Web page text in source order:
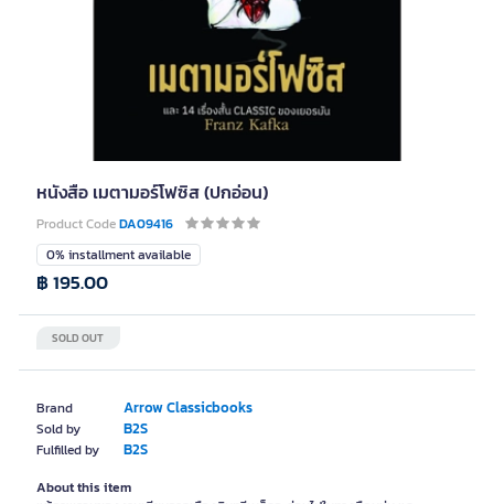
หนังสือ เมตามอร์โฟซิส (ปกอ่อน)
Product CodeDA09416
Brand Arrow Classicbooks
Sold by B2S
Fulfilled by B2S
0% installment available
SOLD OUT
฿ 195.00
About this item